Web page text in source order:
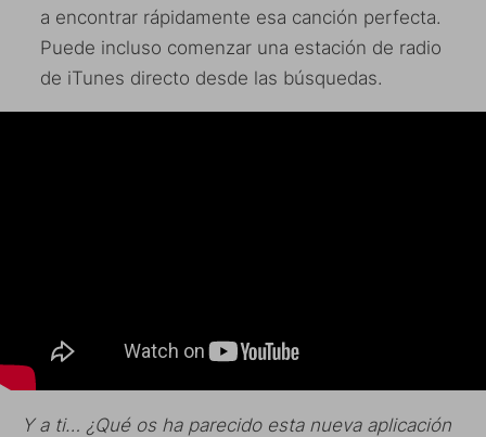
a encontrar rápidamente esa canción perfecta.
Puede incluso comenzar una estación de radio
de iTunes directo desde las búsquedas.
Y a ti… ¿Qué os ha parecido esta nueva aplicación